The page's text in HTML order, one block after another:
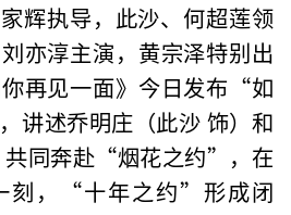
辉执导，此沙、何超莲领
亦淳主演，黄宗泽特别出
再见一面》今日发布“如
讲述乔明庄（此沙 饰）和
共同奔赴“烟花之约”，在
刻，“十年之约”形成闭